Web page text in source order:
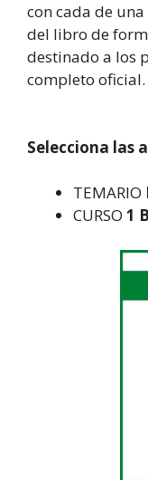
con cada de
del libro de
destinado a los
completo oficial.
Selecciona las
TEMARIO
CURSO 1